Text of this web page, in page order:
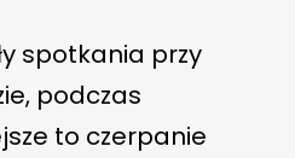
spotkania przy
podczas
to czerpanie